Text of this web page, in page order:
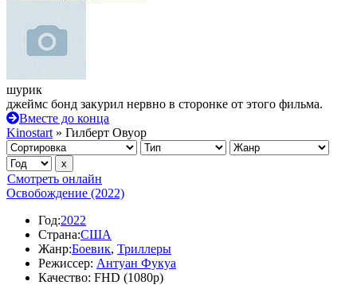
шурик
джеймс бонд закурил нервно в сторонке от этого фильма.
Вместе до конца
Kinostart » Гилберт Овуор
Смотреть онлайн
Освобождение (2022)
Год:2022
Страна:США
Жанр:Боевик, Триллеры
Режиссер: Антуан Фукуа
Качество: FHD (1080p)